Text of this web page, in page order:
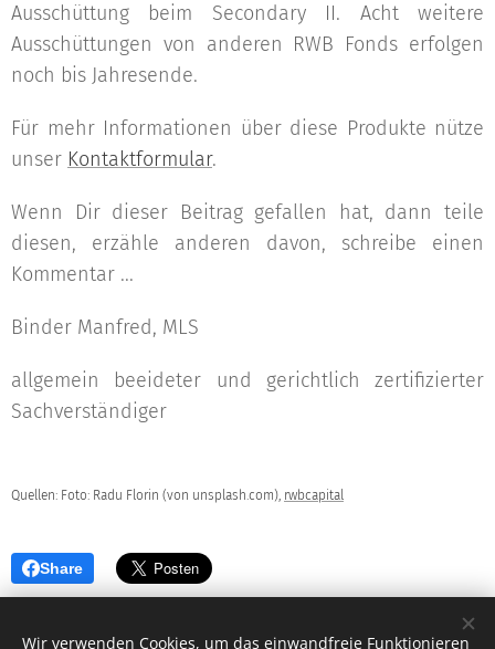
Ausschüttung beim Secondary II. Acht weitere
Ausschüttungen von anderen RWB Fonds erfolgen
noch bis Jahresende.
Für mehr Informationen über diese Produkte nütze
unser Kontaktformular.
Wenn Dir dieser Beitrag gefallen hat, dann teile
diesen, erzähle anderen davon, schreibe einen
Kommentar ...
Binder Manfred, MLS
allgemein beeideter und gerichtlich zertifizierter
Sachverständiger
Quellen: Foto: Radu Florin (von unsplash.com), rwbcapital
Share
Wir verwenden Cookies, um das einwandfreie Funktionieren